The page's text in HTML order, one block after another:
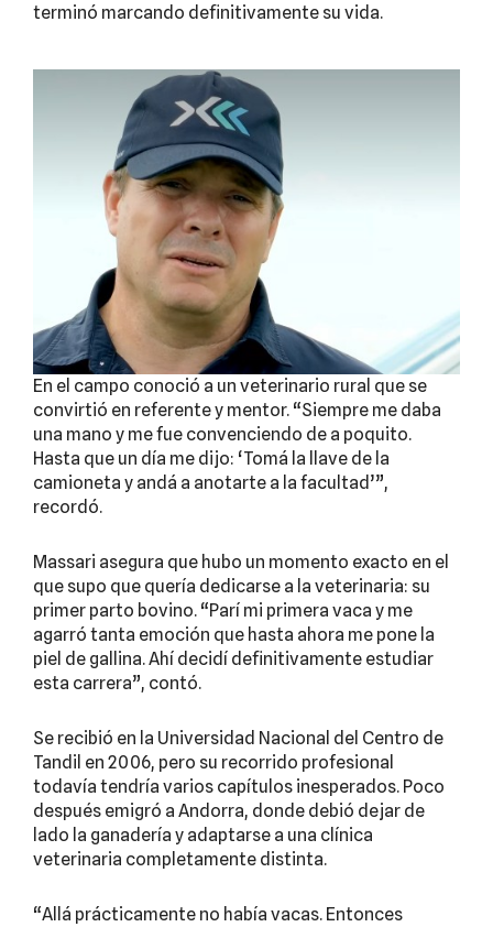
terminó marcando definitivamente su vida.
En el campo conoció a un veterinario rural que se
convirtió en referente y mentor. “Siempre me daba
una mano y me fue convenciendo de a poquito.
Hasta que un día me dijo: ‘Tomá la llave de la
camioneta y andá a anotarte a la facultad’”,
recordó.
Massari asegura que hubo un momento exacto en el
que supo que quería dedicarse a la veterinaria: su
primer parto bovino. “Parí mi primera vaca y me
agarró tanta emoción que hasta ahora me pone la
piel de gallina. Ahí decidí definitivamente estudiar
esta carrera”, contó.
Se recibió en la Universidad Nacional del Centro de
Tandil en 2006, pero su recorrido profesional
todavía tendría varios capítulos inesperados. Poco
después emigró a Andorra, donde debió dejar de
lado la ganadería y adaptarse a una clínica
veterinaria completamente distinta.
“Allá prácticamente no había vacas. Entonces